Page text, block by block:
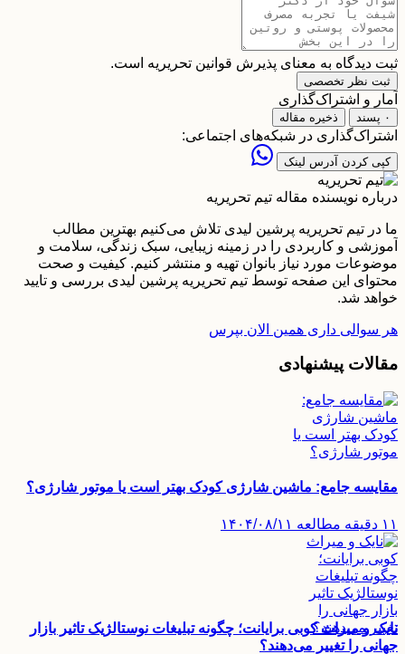
ثبت دیدگاه به معنای پذیرش قوانین تحریریه است.
ثبت نظر تخصصی
آمار و اشتراک‌گذاری
۰ پسند ذخیره مقاله
اشتراک‌گذاری در شبکه‌های اجتماعی:
کپی کردن آدرس لینک
درباره نویسنده مقاله تیم تحریریه
ما در تیم تحریریه پرشین لیدی تلاش می‌کنیم بهترین مطالب
آموزشی و کاربردی را در زمینه زیبایی، سبک زندگی، سلامت و
موضوعات مورد نیاز بانوان تهیه و منتشر کنیم. کیفیت و صحت
محتوای این صفحه توسط تیم تحریریه پرشین لیدی بررسی و تایید
خواهد شد.
هر سوالی داری همین الان بپرس
مقالات پیشنهادی
مقایسه جامع: ماشین شارژی کودک بهتر است یا موتور شارژی؟
۱۱ دقیقه مطالعه ۱۴۰۴/۰۸/۱۱
نایک و میراث کوبی برایانت؛ چگونه تبلیغات نوستالژیک تاثیر بازار
جهانی را تغییر می‌دهند؟